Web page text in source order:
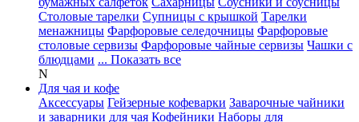
Столовые тарелки Супницы с крышкой Тарелки
менажницы Фарфоровые селедочницы Фарфоровые
столовые сервизы Фарфоровые чайные сервизы Чашки с
блюдцами ... Показать все
N
Для чая и кофе
Аксессуары Гейзерные кофеварки Заварочные чайники
и заварники для чая Кофейники Наборы для